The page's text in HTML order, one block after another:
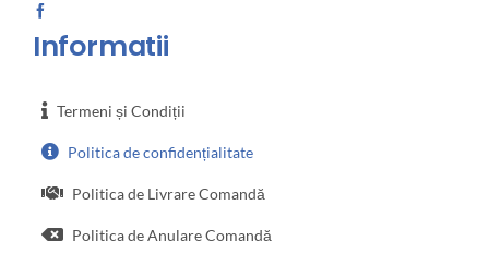
Informatii
Termeni și Condiții
Politica de confidențialitate
Politica de Livrare Comandă
Politica de Anulare Comandă